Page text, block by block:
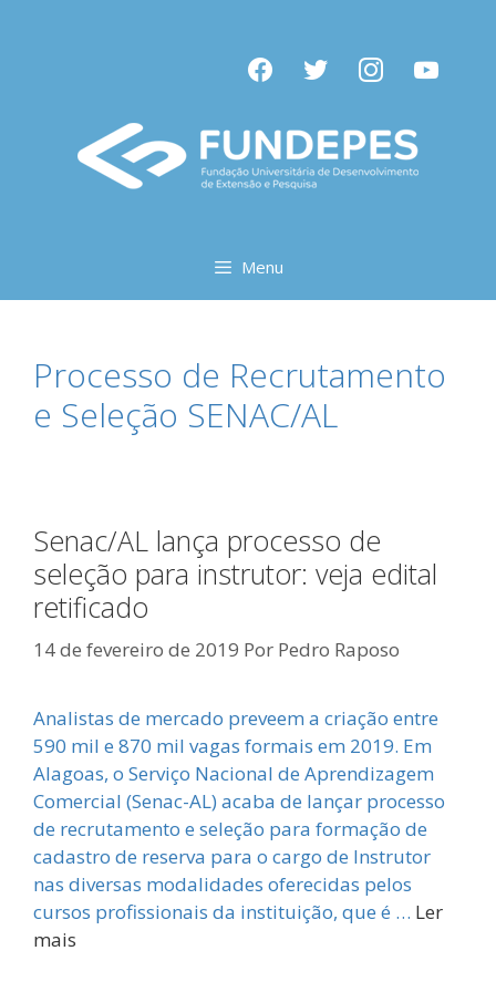
facebooktwitter instagramyoutube
Menu
Processo de Recrutamento
e Seleção SENAC/AL
Senac/AL lança processo de
seleção para instrutor: veja edital
retificado
14 de fevereiro de 2019 Por Pedro Raposo
Analistas de mercado preveem a criação entre
590 mil e 870 mil vagas formais em 2019. Em
Alagoas, o Serviço Nacional de Aprendizagem
Comercial (Senac-AL) acaba de lançar processo
de recrutamento e seleção para formação de
cadastro de reserva para o cargo de Instrutor
nas diversas modalidades oferecidas pelos
cursos profissionais da instituição, que é … Ler
mais